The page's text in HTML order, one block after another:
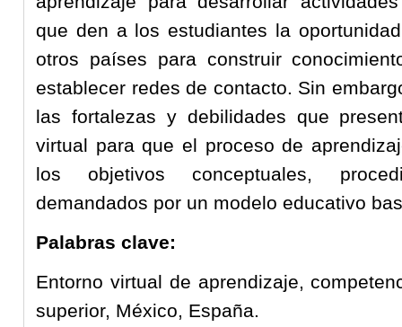
que den a los estudiantes la
otros países para construir
establecer redes de contacto. Sin
las fortalezas y debilidades que
virtual para que el proceso de
los objetivos conceptuales,
demandados por un modelo educativo
Palabras clave:
Entorno virtual de aprendizaje,
superior, México, España.